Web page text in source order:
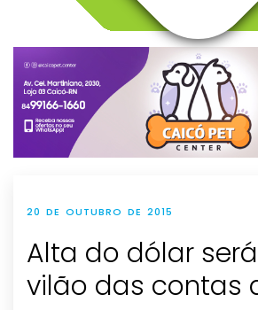
20 DE OUTUBRO DE 2015
Alta do dólar
vilão das contas